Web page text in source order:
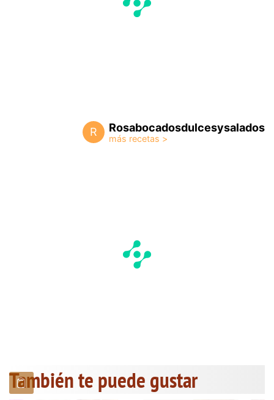
R Rosabocadosdulcesysalados
También te puede gustar